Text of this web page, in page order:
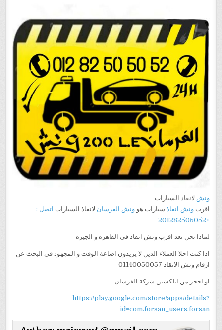
الفرسان
لانقاذ
السيارات
هو
الاقرب
و
الاسرع
اليك
ونش لانقاذ السيارات
اقربونش انقاذ سيارات هوونش الفرسان لانقاذ السيارات اتصل :
+201282505052
لماذا نحن نعد اقرب ونش انقاذ في القاهرة و الجيزة
اذا كنت احلا العملاء الذين لا يريدون اضاعة الوقت و المجهود في البحث عن
ارقام ونش الانقاذ 01140050057
او احجز من ابلكشين شركة الفرسان
https://play.google.com/store/apps/details?
id=com.forsan_users.forsan